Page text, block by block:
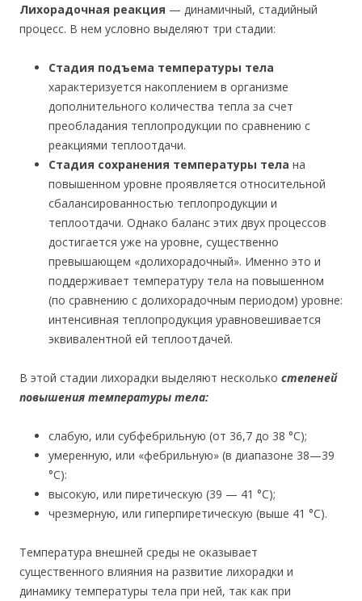
Лихорадочная реакция — динамичный, стадийный
процесс. В нем условно выделяют три стадии:
Стадия подъема температуры тела
характеризуется накоплением в организме
дополнительного количества тепла за счет
преобладания теплопродукции по сравнению с
реакциями теплоотдачи.
Стадия сохранения температуры тела на
повышенном уровне проявляется относительной
сбалансированностью теплопродукции и
теплоотдачи. Однако баланс этих двух процессов
достигается уже на уровне, существенно
превышающем «долихорадочный». Именно это и
поддерживает температуру тела на повышенном
(по сравнению с долихорадочным периодом) уровне:
интенсивная теплопродукция уравновешивается
эквивалентной ей теплоотдачей.
В этой стадии лихорадки выделяют несколько степеней
повышения температуры тела:
слабую, или субфебрильную (от 36,7 до 38 °С);
умеренную, или «фебрильную» (в диапазоне 38—39
°С):
высокую, или пиретическую (39 — 41 °С);
чрезмерную, или гиперпиретическую (выше 41 °С).
Температура внешней среды не оказывает
существенного влияния на развитие лихорадки и
динамику температуры тела при ней, так как при